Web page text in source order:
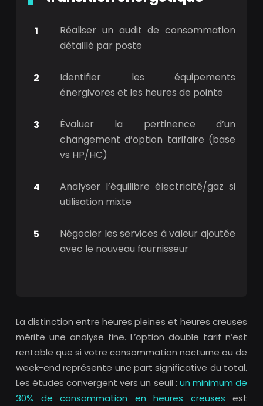
Réaliser un audit de consommation
détaillé par poste
Identifier les équipements
énergivores et les heures de pointe
Évaluer la pertinence d’un
changement d’option tarifaire (base
vs HP/HC)
Analyser l’équilibre électricité/gaz si
utilisation mixte
Négocier les services à valeur ajoutée
avec le nouveau fournisseur
La distinction entre heures pleines et heures creuses
mérite une analyse fine. L’option double tarif n’est
rentable que si votre consommation nocturne ou de
week-end représente une part significative du total.
Les études convergent vers un seuil : un minimum de
30% de consommation en heures creuses est